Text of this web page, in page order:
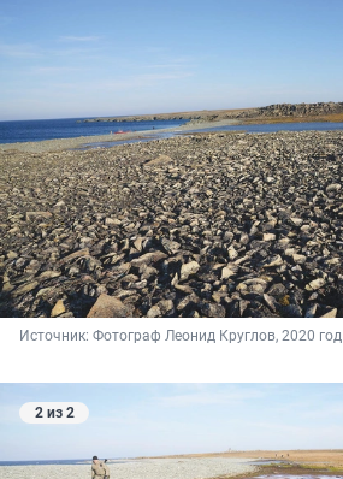
Источник: Фотограф Леонид Круглов, 2020 год
2 из 2